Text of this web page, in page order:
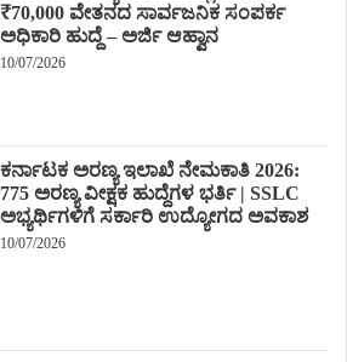
₹70,000 ವೇತನದ ಸಾರ್ವಜನಿಕ ಸಂಪರ್ಕ
ಅಧಿಕಾರಿ ಹುದ್ದೆ – ಅರ್ಜಿ ಆಹ್ವಾನ
10/07/2026
ಕರ್ನಾಟಕ ಅರಣ್ಯ ಇಲಾಖೆ ನೇಮಕಾತಿ 2026:
775 ಅರಣ್ಯ ವೀಕ್ಷಕ ಹುದ್ದೆಗಳ ಭರ್ತಿ | SSLC
ಅಭ್ಯರ್ಥಿಗಳಿಗೆ ಸರ್ಕಾರಿ ಉದ್ಯೋಗದ ಅವಕಾಶ
10/07/2026